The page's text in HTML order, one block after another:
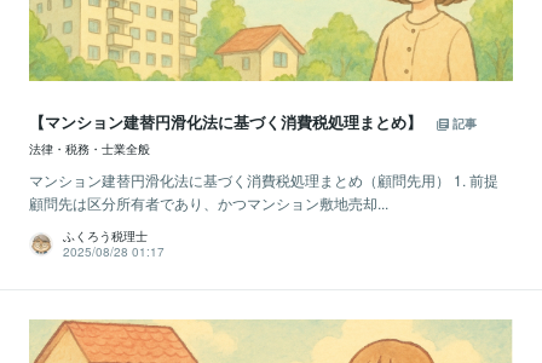
【マンション建替円滑化法に基づく消費税処理まとめ】
記事
法律・税務・士業全般
マンション建替円滑化法に基づく消費税処理まとめ（顧問先用） 1. 前提
顧問先は区分所有者であり、かつマンション敷地売却...
ふくろう税理士
2025/08/28 01:17